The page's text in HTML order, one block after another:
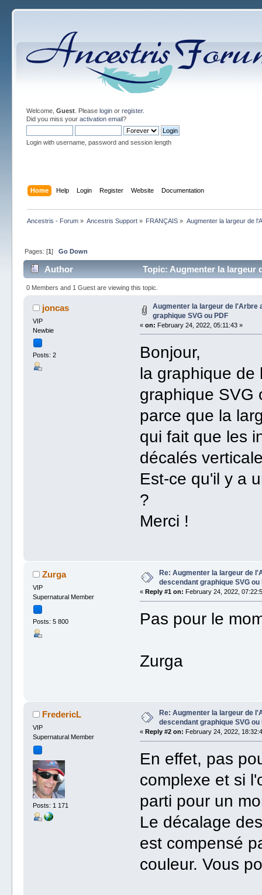
Welcome, Guest. Please loginor register.
Did you miss your activation email?
Login with username, password and session length
Home Help Login Register Website Documentation
Ancestris - Forum» Ancestris Support » FRANÇAIS » Augmenter la largeur de
Pages: [1] Go Down
Author
Topic: Augmenter la largeur
11132 times)
0 Members and 1 Guest are viewing this topic.
joncas
VIP
Newbie
Posts: 2
Augmenter la largeur de l'Arbre
graphique SVG ou PDF
«on: February 24, 2022, 05:11:43 »
Bonjour,
la graphique de
graphique SVG
parce que la
qui fait que les
décalés
Est-ce qu'il y a
?
Merci !
Zurga
VIP
Supernatural Member
Posts: 5 800
Re: Augmenter la largeur de
descendant graphique SVG ou
«Reply #1 on: February 24, 2022,
Pas pour le
Zurga
FredericL
VIP
Supernatural Member
Posts: 1 171
Re: Augmenter la largeur de
descendant graphique SVG ou
« Reply #2 on: February 24, 2022,
En effet, pas
complexe et si
parti pour un
Le décalage
est compensé
couleur. Vous